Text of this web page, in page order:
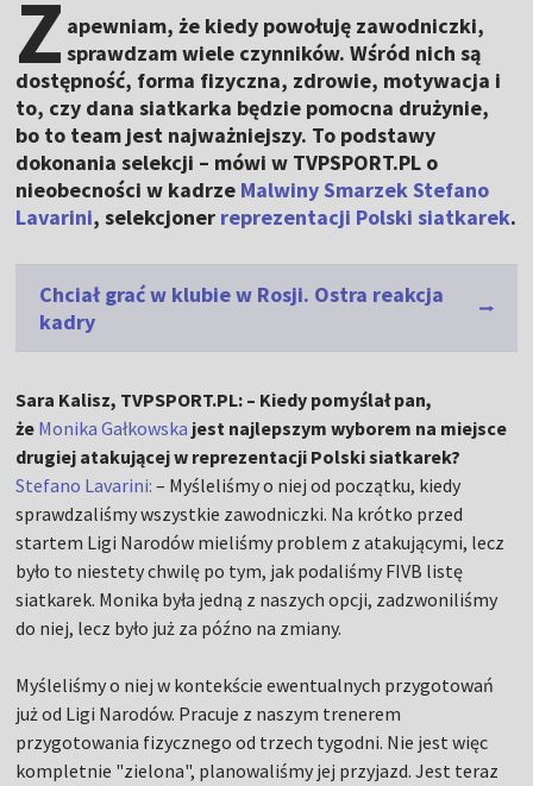
Z apewniam, że kiedy powołuję zawodniczki,
sprawdzam wiele czynników. Wśród nich są
dostępność, forma fizyczna, zdrowie, motywacja i
to, czy dana siatkarka będzie pomocna drużynie,
bo to team jest najważniejszy. To podstawy
dokonania selekcji – mówi w TVPSPORT.PL o
nieobecności w kadrze Malwiny SmarzekStefano
Lavarini, selekcjoner reprezentacji Polski siatkarek.
Chciał grać w klubie w Rosji. Ostra reakcja
kadry
Sara Kalisz, TVPSPORT.PL: – Kiedy pomyślał pan,
że Monika Gałkowska jest najlepszym wyborem na miejsce
drugiej atakującej w reprezentacji Polski siatkarek?
Stefano Lavarini: – Myśleliśmy o niej od początku, kiedy
sprawdzaliśmy wszystkie zawodniczki. Na krótko przed
startem Ligi Narodów mieliśmy problem z atakującymi, lecz
było to niestety chwilę po tym, jak podaliśmy FIVB listę
siatkarek. Monika była jedną z naszych opcji, zadzwoniliśmy
do niej, lecz było już za późno na zmiany.
Myśleliśmy o niej w kontekście ewentualnych przygotowań
już od Ligi Narodów. Pracuje z naszym trenerem
przygotowania fizycznego od trzech tygodni. Nie jest więc
kompletnie "zielona", planowaliśmy jej przyjazd. Jest teraz